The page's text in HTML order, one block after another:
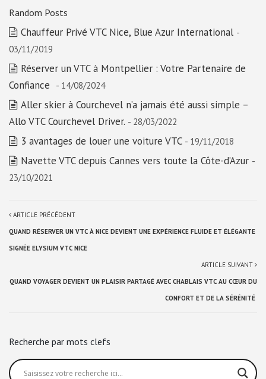
Random Posts
Chauffeur Privé VTC Nice, Blue Azur International -
03/11/2019
Réserver un VTC à Montpellier : Votre Partenaire de
Confiance - 14/08/2024
Aller skier à Courchevel n’a jamais été aussi simple –
Allo VTC Courchevel Driver. - 28/03/2022
3 avantages de louer une voiture VTC - 19/11/2018
Navette VTC depuis Cannes vers toute la Côte-d’Azur -
23/10/2021
ARTICLE PRÉCÉDENT
QUAND RÉSERVER UN VTC À NICE DEVIENT UNE EXPÉRIENCE FLUIDE ET ÉLÉGANTE
SIGNÉE ELYSIUM VTC NICE
ARTICLE SUIVANT
QUAND VOYAGER DEVIENT UN PLAISIR PARTAGÉ AVEC CHABLAIS VTC AU CŒUR DU
CONFORT ET DE LA SÉRÉNITÉ
Recherche par mots clefs